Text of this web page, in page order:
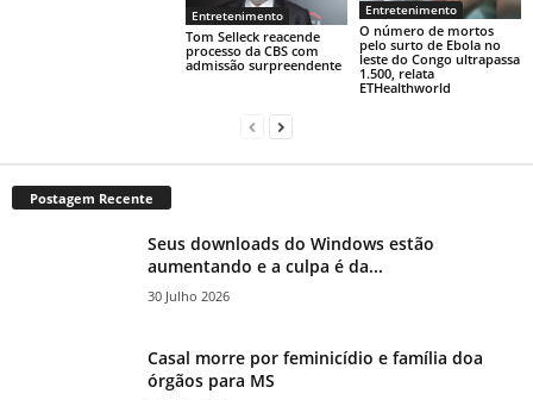
Entretenimento
Tom Selleck reacende
processo da CBS com
admissão surpreendente
Entretenimento
O número de mortos
pelo surto de Ebola no
leste do Congo ultrapassa
1.500, relata
ETHealthworld
Postagem Recente
Seus downloads do Windows estão
aumentando e a culpa é da...
30 Julho 2026
Casal morre por feminicídio e família doa
órgãos para MS